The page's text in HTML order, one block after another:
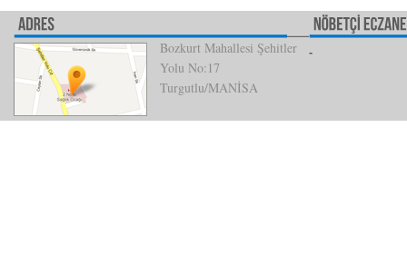
Bozkurt Mahallesi Şehitler
Yolu No:17
Turgutlu/MANİSA